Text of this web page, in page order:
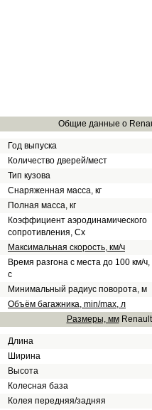
Общие данные о
Год выпуска
Количество дверей/мест
Тип кузова
Снаряженная масса, кг
Полная масса, кг
Коэффициент аэродинамического
сопротивления, Сх
Максимальная скорость, км/ч
Время разгона с места до 100 км/ч,
с
Минимальный радиус поворота, м
Объём багажника, min/max, л
Размеры, ммRenault
Длина
Ширина
Высота
Колесная база
Колея передняя/задняя